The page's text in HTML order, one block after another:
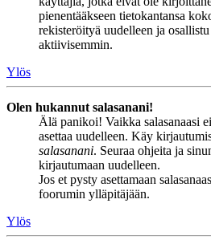
pienentääkseen tietokantansa
rekisteröityä uudelleen ja
aktiivisemmin.
Ylös
Olen hukannut salasanani!
Älä panikoi! Vaikka salasanaasi
asettaa uudelleen. Käy
salasanani. Seuraa ohjeita ja
kirjautumaan uudelleen.
Jos et pysty asettamaan
foorumin ylläpitäjään.
Ylös